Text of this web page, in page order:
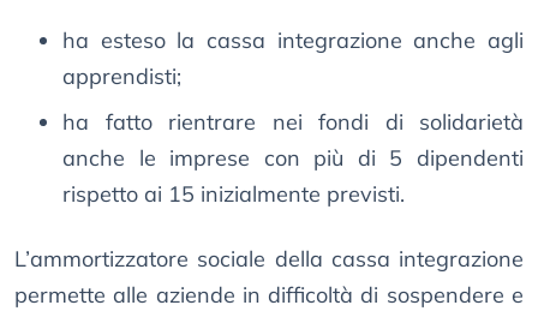
ha esteso la cassa integrazione anche agli
apprendisti;
ha fatto rientrare nei fondi di solidarietà
anche le imprese con più di 5 dipendenti
rispetto ai 15 inizialmente previsti.
L’ammortizzatore sociale della cassa integrazione
permette alle aziende in difficoltà di sospendere e